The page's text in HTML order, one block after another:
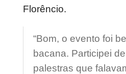
Florêncio.
“Bom, o evento foi
bacana. Participei de
palestras que